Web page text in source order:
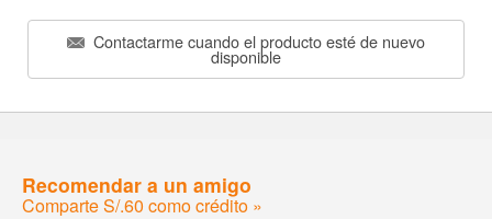
Contactarme cuando el producto esté de nuevo
disponible
Recomendar a un amigo
Comparte S/.60 como crédito »